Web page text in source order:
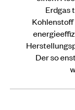
Erdgas
Der so